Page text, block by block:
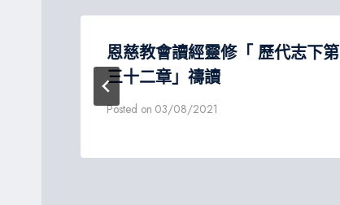
恩慈教會讀經靈修「 歷代志下第
三十二章」禱讀
Posted on 03/08/2021